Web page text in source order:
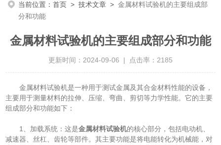
当前位置：首页 >技术文章 >金属材料试验机的主要组成部
分和功能
金属材料试验机的主要组成部分和功能
更新时间：2024-09-06 | 点击率：2185
金属材料试验机是一种用于测试金属及其合金材料性能的设备，
主要用于测量材料的拉伸、压缩、弯曲、剪切等力学性能。它的主要
组成部分和功能如下：
1、加载系统：这是金属材料试验机的核心部分，包括电动机、
减速器、丝杠、齿轮等部件。其主要功能是将电能转化为机械能，对